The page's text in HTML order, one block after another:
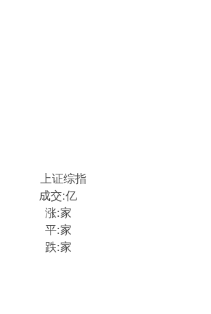
成交:亿
涨:家
平:家
跌:家